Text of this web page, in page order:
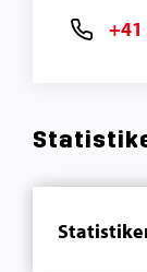
+41